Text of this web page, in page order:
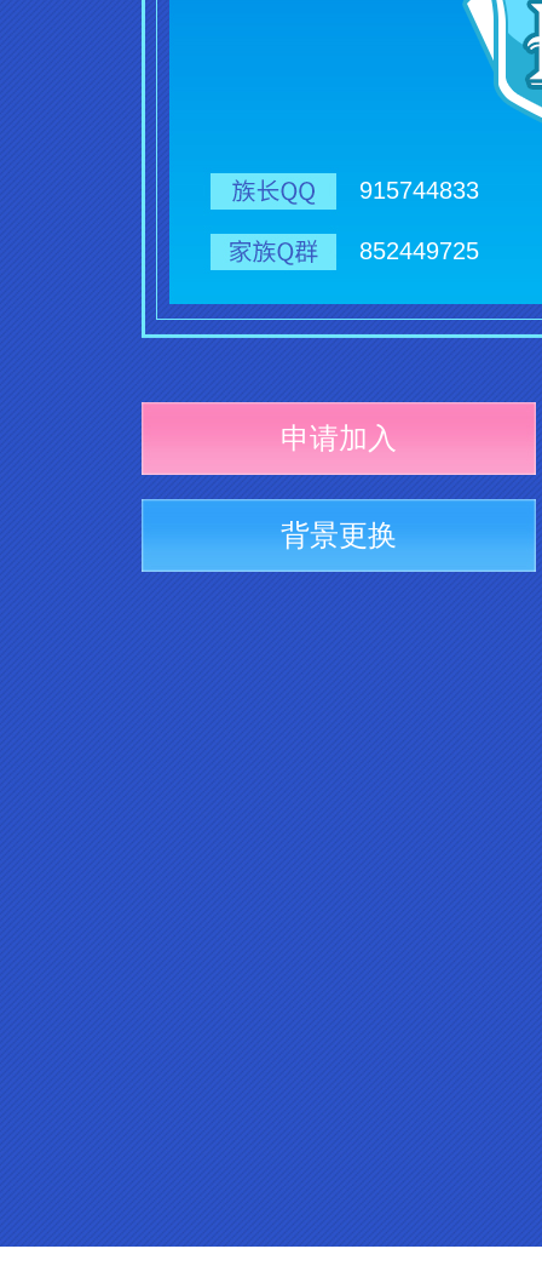
915744833
852449725
申请加入
背景更换